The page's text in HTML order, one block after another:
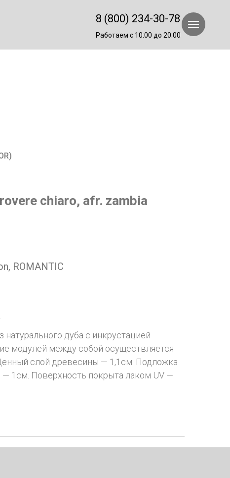
8 (800) 234-30-78
Работаем с 10:00 до 20:00
chiaro, afr. zambia
ROMANTIC
дуба с инкрустацией
модулей между собой осуществляется
слой древесины — 1,1см. Подложка
1см. Поверхность покрыта лаком UV —